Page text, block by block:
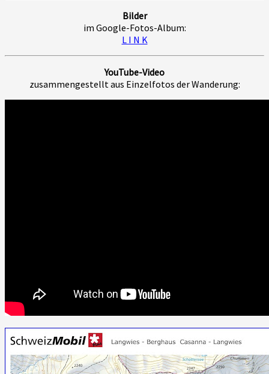
Bilder
im Google-Fotos-Album:
L I N K
YouTube-Video
zusammengestellt aus Einzelfotos der Wanderung: